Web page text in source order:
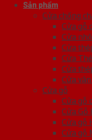
Sản phẩm
Cửa chống
Cửa gỗ
Cửa
Cửa
Cửa
Cửa
Cửa
Cửa gỗ
Cửa gỗ
Cửa Gỗ
Cửa gỗ
Cửa gỗ